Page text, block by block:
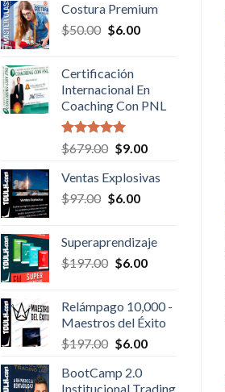
was:
$997.00.
is:
Costura Premium
$50.00 Original
$50.00.
$6.00Current
Certificación
Internacional En
Coaching Con PNL
Valorado en
5.00
$679.00 Original
was:
$679.00.
$9.00Current
is:
Ventas Explosivas
$97.00 Original
$97.00.
$6.00Current
$6.00.
Superaprendizaje
$197.00 Original
$197.00.
$6.00Current
$6.00.
Relámpago 10,000 -
Maestros del Éxito
$197.00 Original
was:
$6.00Current
BootCamp 2.0
Institucional Trading